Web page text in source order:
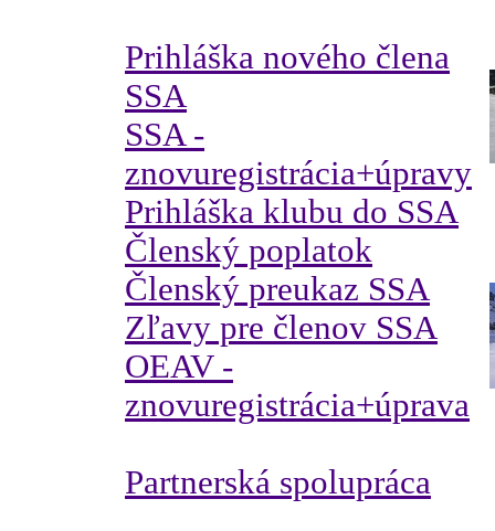
Prihláška nového člena
SSA
SSA -
znovuregistrácia+úpravy
Prihláška klubu do SSA
Členský poplatok
Členský preukaz SSA
Zľavy pre členov SSA
OEAV -
znovuregistrácia+úprava
Partnerská spolupráca